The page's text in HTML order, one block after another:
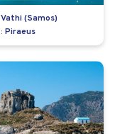
Vathi (Samos)
Piraeus